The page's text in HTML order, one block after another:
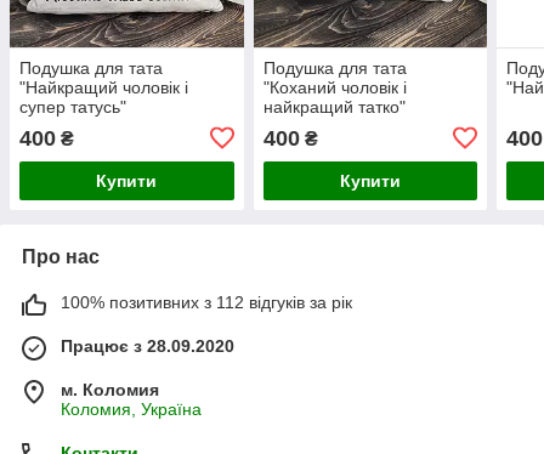
Подушка для тата
"Найкращий чоловік і
супер татусь"
400 ₴
Купити
Подушка для тата
"Коханий чоловік і
найкращий татко"
400₴
Купити
400
Про нас
100% позитивних з 112 відгуків за рік
Працює з 28.09.2020
м. Коломия
Коломия, Україна